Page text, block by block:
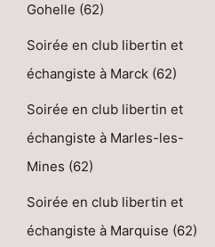
Gohelle (62)
Soirée en club libertin et
échangiste à Marck (62)
Soirée en club libertin et
échangiste à Marles-les-
Mines (62)
Soirée en club libertin et
échangiste à Marquise (62)